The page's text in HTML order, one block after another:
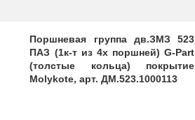
Поршневая группа дв.ЗМЗ 523
ПАЗ (1к-т из 4x поршней) G-Part
(толстые кольца) покрытие
Molykote, арт. ДМ.523.1000113